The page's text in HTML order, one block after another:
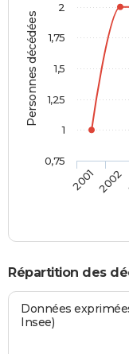
Personnes décédées
20012002
0,75
1
1,25
1,5
1,75
2
Répartition des
Données
Insee)